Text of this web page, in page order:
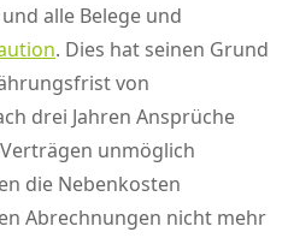
alle Belege und
. Dies hat seinen Grund
von
drei Jahren Ansprüche
unmöglich
die Nebenkosten
Abrechnungen nicht mehr